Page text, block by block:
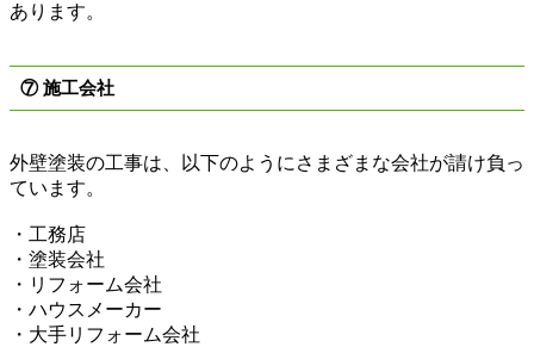
あります。
⑦ 施工会社
外壁塗装の工事は、以下のようにさまざまな会社が請け負っ
ています。
・工務店
・塗装会社
・リフォーム会社
・ハウスメーカー
・大手リフォーム会社